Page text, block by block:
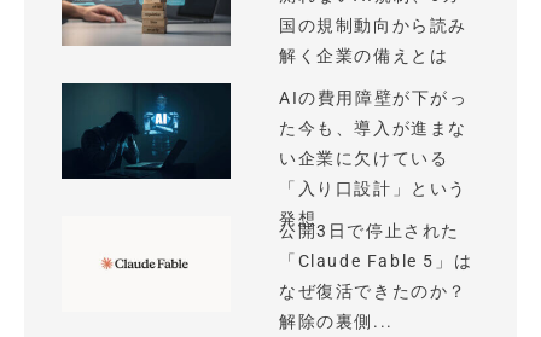
国の規制動向から読み
解く企業の備えとは
AIの費用障壁が下がっ
た今も、導入が進まな
い企業に欠けている
「入り口設計」という
発想
公開3日で停止された
「Claude Fable 5」は
なぜ復活できたのか？
解除の裏側...